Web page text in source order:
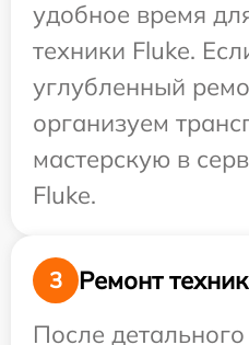
удобное время
техники Fluke.
углубленный
организуем
мастерскую в
Fluke.
3
Ремонт
После